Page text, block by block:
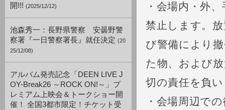
開!!! (2025/12/12)
池森秀一：長野県警察 安曇野警
察署『一日警察署長』就任決定 (20
25/12/08)
アルバム発売記念「DEEN LIVE J
OY-Break26 ～ROCK ON!～」プ
レミアム上映会＆トークショー開
催！ 全国3都市限定！チケット受
・会場内・外
禁止します。
び警備により
た物、および
切の責任を負
・会場周辺で